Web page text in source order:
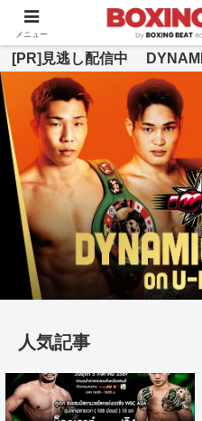
BOXING BEAT [ボクシ
[PR]見逃し配信中
人気記事
メニュー